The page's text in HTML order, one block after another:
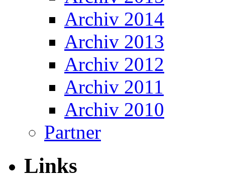
Archiv 2014
Archiv 2013
Archiv 2012
Archiv 2011
Archiv 2010
Partner
Links